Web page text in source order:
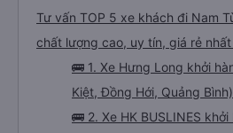
Tư vấn TOP 5 xe khách đi Nam
chất lượng cao, uy tín, giá rẻ
🚌 1. Xe Hưng Long khởi
Kiệt, Đồng Hới, Quảng Bình)
🚌 2. Xe HK BUSLINES